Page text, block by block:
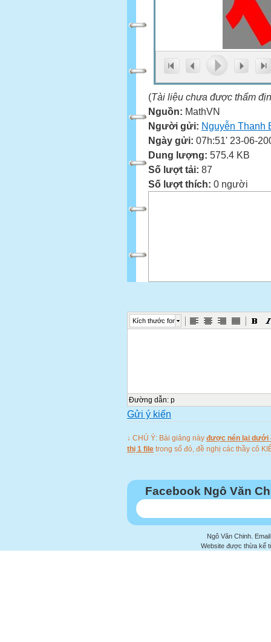
(Tài liệu chưa được thẩm
Nguồn: MathVN
Người gửi: Nguyễn Thanh
Ngày gửi: 07h:51' 23-06-
Dung lượng: 575.4 KB
Số lượt tải: 87
Số lượt thích: 0 người
Kích thước font
Đường dẫn: p
Gửi ý kiến
↓ CHÚ Ý: Bài giảng này được nén lại dưới
thị 1 file trong số đó, đề nghị các thầy cô
Facebook Ngô Văn
Ngô Văn Chinh.
Website được thừa kế